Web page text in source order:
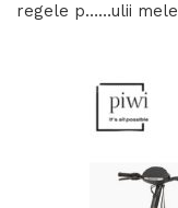
regele p……ulii mele